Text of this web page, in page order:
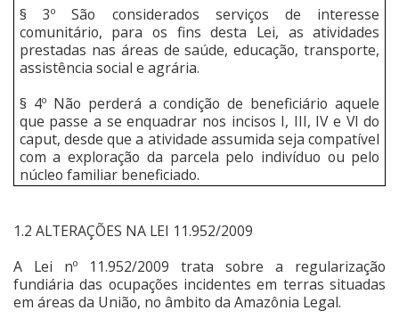
§ 3º São considerados serviços de interesse
comunitário, para os fins desta Lei, as atividades
prestadas nas áreas de saúde, educação, transporte,
assistência social e agrária.
§ 4º Não perderá a condição de beneficiário aquele
que passe a se enquadrar nos incisos I, III, IV e VI do
caput, desde que a atividade assumida seja compatível
com a exploração da parcela pelo indivíduo ou pelo
núcleo familiar beneficiado.
1.2 ALTERAÇÕES NA LEI 11.952/2009
A Lei nº 11.952/2009 trata sobre a regularização
fundiária das ocupações incidentes em terras situadas
em áreas da União, no âmbito da Amazônia Legal.